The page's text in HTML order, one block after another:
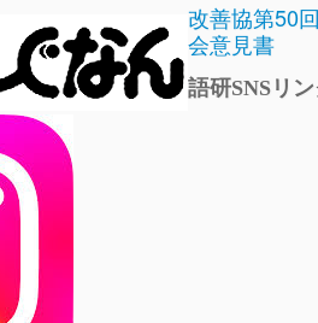
改善協第50
会意見書
語研SNSリ